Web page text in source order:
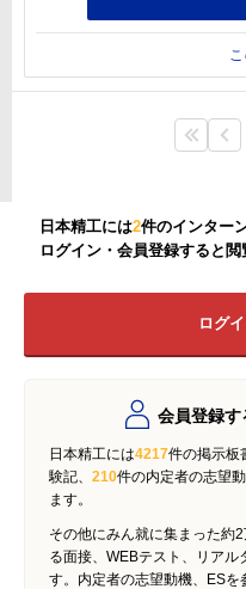
日本精工には2件のインター
ログイン・会員登録すると閲
ログ
会員登録す
日本精工には4217件の掲示板
験記、 210件の内定者の志望動
ます。
その他にみん就に集まった約
る面接、WEBテスト、リアル
す。内定者の志望動機、ES